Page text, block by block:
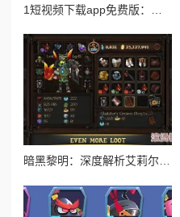
暗黑黎明：深度解析艾莉尔八级进阶装备，祈祷之力全面介绍